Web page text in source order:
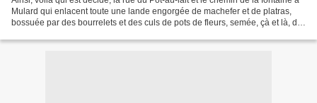
Mulard qui enlacent toute une lande engorgée de machefer et de platras,
bossuée par des bourrelets et des culs de pots de fleurs, semée, çà et là, de